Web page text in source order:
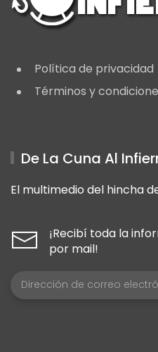
Política de privacidad
Términos y
De La Cuna Al
El multimedio del hincha
¡Recibí toda la
por mail!